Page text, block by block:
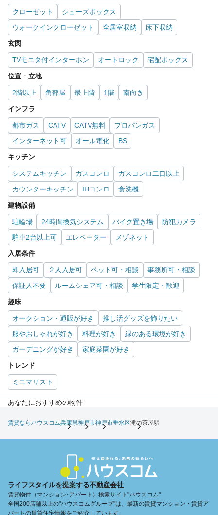
クローゼット
シューズボックス
ウォークインクローゼット
全居室収納 床下収納
玄関
TVモニタ付インターホン オートロック 宅配ボックス
位置・立地
2階以上 角部屋 最上階 1階 南向き
インフラ
都市ガス CATV CATV無料
プロパンガス
インターネット可
オール電化 BS
キッチン
システムキッチン ガスコンロ
ガスコンロ二口以上
カウンターキッチン
IHコンロ 食洗機
建物設備
駐輪場 24時間換気システム バイク置き場
防犯カメラ
駐車2台以上可
エレベーター メゾネット
入居条件
即入居可 ２人入居可 ペット可・相談
事務所可・相談
保証人不要
ルームシェア可・相談 学生限定・歓迎
趣味
オークション・通販が好き
推し活グッズを飾りたい
服やおしゃれが好き
料理が好き
緑のある環境が好き
ガーデニングが好き
家庭菜園が好き
トレンド
ミニマリスト
あなたにおすすめの物件
賃貸ならハウスコム兵庫県神戸市神戸市垂水区滝の茶屋駅
ライフスタイルを提案する不動産会社
賃貸物件（マンション･アパート）検索サイト"ハウスコム"
全国200店舗以上の"ハウスコムグループ"は、最新の賃貸マンション・賃貸ア
パートの賃貸住宅情報をご紹介しています。